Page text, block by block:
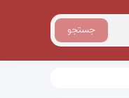
جستجو